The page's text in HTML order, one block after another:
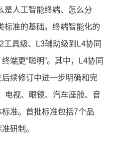
是人工智能终端、怎么分
标准的基础。终端智能化的
具级、L3辅助级到L4协同
端更“聪明”。其中，L4协同
续修订中进一步明确和完
电视、眼镜、汽车座舱、音
准。首批标准包括7个品
研制。